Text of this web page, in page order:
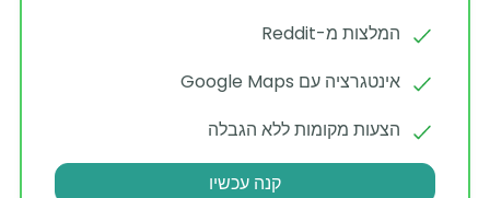
המלצות מ-Reddit
אינטגרציה עם Google Maps
הצעות מקומות ללא הגבלה
קנה עכשיו